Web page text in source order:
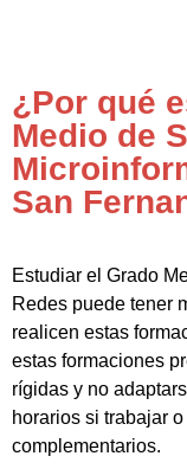
¿Por qué
Medio de
San
Estudiar el Grado
Redes puede tener
realicen estas
estas formaciones
rígidas y no
horarios si trabajar
complementarios.